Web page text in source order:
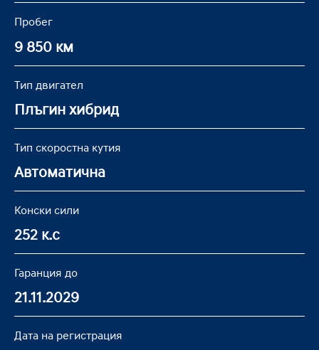
Пробег
9 850 км
Тип двигател
Плъгин хибрид
Тип скоростна кутия
Автоматична
Конски сили
252 к.с
Гаранция до
21.11.2029
Дата на регистрация